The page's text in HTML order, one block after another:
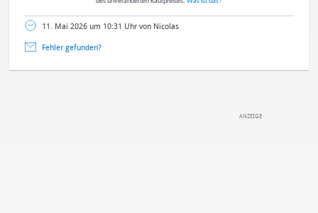
11. Mai 2026 um 10:31 Uhr von Nicolas
Fehler gefunden?